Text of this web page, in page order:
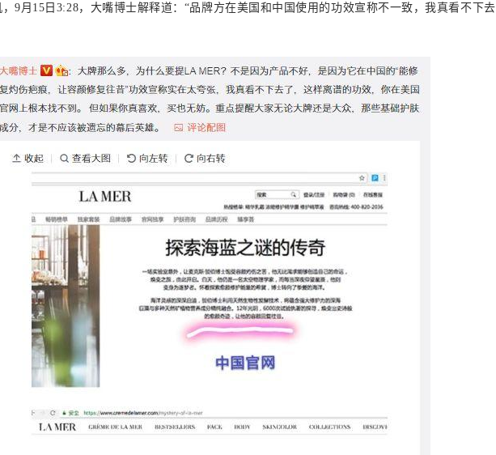
9月15日3:28，大嘴博士解释道：“品牌方在美国和中国使用的功效宣称不一致，我真看不下去